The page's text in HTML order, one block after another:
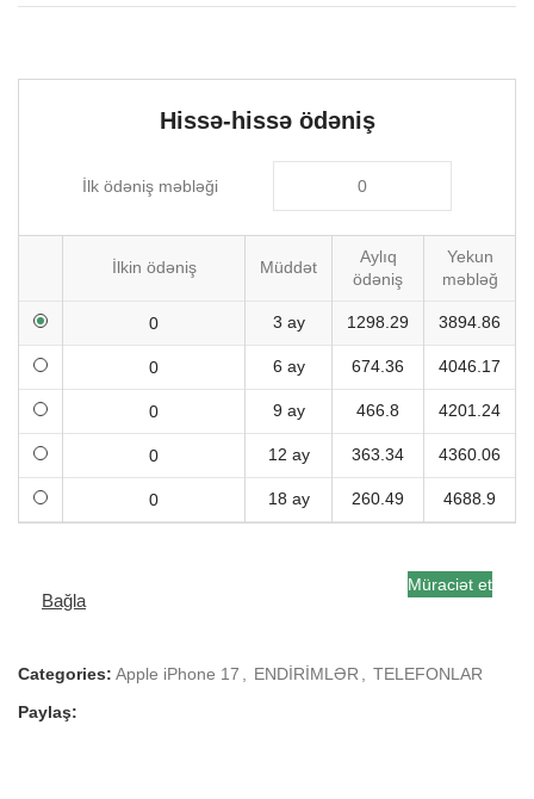
Hissə-hissə ödəniş
İlk ödəniş məbləği
İlkin ödəniş Müddət
Aylıq
ödəniş
Yekun
məbləğ
3 ay 1298.29 3894.86
6 ay 674.36 4046.17
9 ay 466.8 4201.24
12 ay 363.34 4360.06
18 ay 260.49 4688.9
Bağla
Müraciət et
Categories: Apple iPhone 17 , ENDİRİMLƏR , TELEFONLAR
Paylaş: